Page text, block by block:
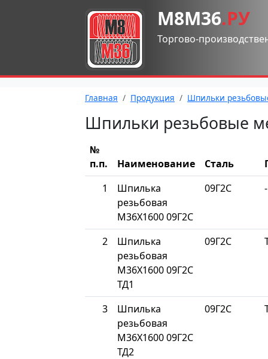
М8М36.РУ
Торгово-
Главная Продукция Шпильки
Шпильки резьбовые
№
п.п.
Наименование Сталь
1
Шпилька
резьбовая
М36Х1600 09Г2С
09Г2С -
2
Шпилька
резьбовая
М36Х1600 09Г2С
ТД1
09Г2С
3
Шпилька
резьбовая
М36Х1600 09Г2С
ТД2
09Г2С